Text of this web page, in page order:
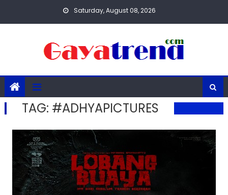
Saturday, August 08, 2026
TAG: #ADHYAPICTURES